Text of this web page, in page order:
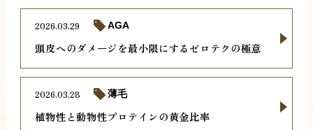
頭皮へのダメージを最小限にするゼロテクの極意
2026.03.29 AGA
植物性と動物性プロテインの黄金比率
2026.03.28 薄毛